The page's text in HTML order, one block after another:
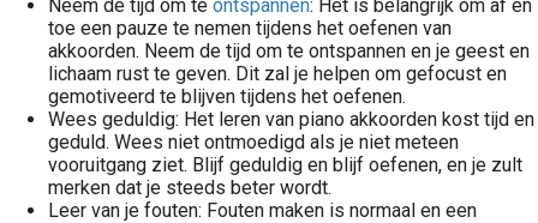
Neem de tijd om te ontspannen: Het is belangrijk om af en
toe een pauze te nemen tijdens het oefenen van
akkoorden. Neem de tijd om te ontspannen en je geest en
lichaam rust te geven. Dit zal je helpen om gefocust en
gemotiveerd te blijven tijdens het oefenen.
Wees geduldig: Het leren van piano akkoorden kost tijd en
geduld. Wees niet ontmoedigd als je niet meteen
vooruitgang ziet. Blijf geduldig en blijf oefenen, en je zult
merken dat je steeds beter wordt.
Leer van je fouten: Fouten maken is normaal en een